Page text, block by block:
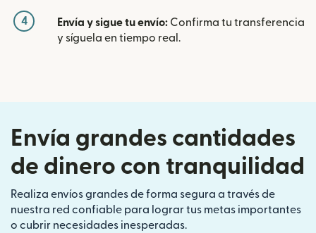
4 Envía y sigue tu envío: Confirma tu transferencia
y síguela en tiempo real.
Envía grandes cantidades
de dinero con tranquilidad
Realiza envíos grandes de forma segura a través de
nuestra red confiable para lograr tus metas importantes
o cubrir necesidades inesperadas.